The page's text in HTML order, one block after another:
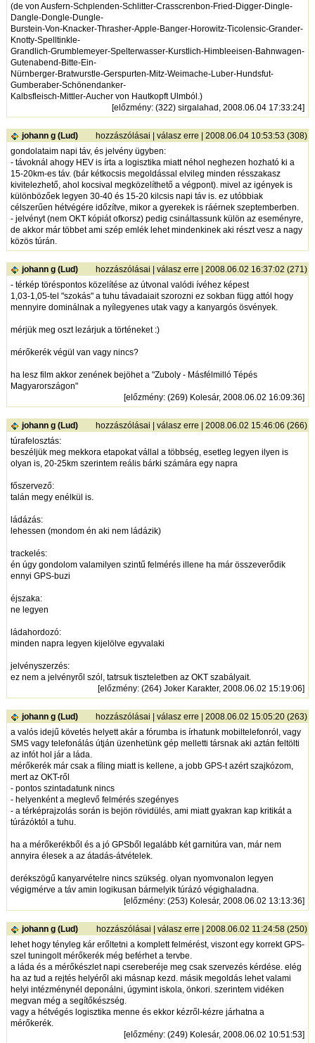
(de von Ausfern-Schplenden-Schlitter-Crasscrenbon-Fried-Digger-Dingle-
Dangle-Dongle-Dungle-
Burstein-Von-Knacker-Thrasher-Apple-Banger-Horowitz-Ticolensic-Grander-
Knotty-Spelltinkle-
Grandlich-Grumblemeyer-Spelterwasser-Kurstlich-Himbleeisen-Bahnwagen-
Gutenabend-Bitte-Ein-
Nürnberger-Bratwurstle-Gerspurten-Mitz-Weimache-Luber-Hundsfut-
Gumberaber-Schönendanker-
Kalbsfleisch-Mittler-Aucher von Hautkopft Ulmból.)
[előzmény: (322) sirgalahad, 2008.06.04 17:33:24]
johann g (Lud) hozzászólásai |válasz erre | 2008.06.04 10:53:53 (308)
gondolataim napi táv, és jelvény ügyben:
- távoknál ahogy HEV is írta a logisztika miatt néhol neghezen hozható ki a
15-20km-es táv. (bár kétkocsis megoldással elvileg minden résszakasz
kivitelezhető, ahol kocsival megközelíthető a végpont). mivel az igények is
különbözőek legyen 30-40 és 15-20 kilcsis napi táv is. ez utóbbiak
célszerűen hétvégére időzítve, mikor a gyerekek is ráérnek szeptemberben.
- jelvényt (nem OKT kópiát ofkorsz) pedig csináltassunk külön az eseményre,
de akkor már többet ami szép emlék lehet mindenkinek aki részt vesz a nagy
közös túrán.
johann g (Lud) hozzászólásai |válasz erre | 2008.06.02 16:37:02 (271)
- térkép töréspontos közelítése az útvonal valódi ívéhez képest
1,03-1,05-tel "szokás" a tuhu távadaiait szorozni ez sokban függ attól hogy
mennyire dominálnak a nyílegyenes utak vagy a kanyargós ösvények.
mérjük meg oszt lezárjuk a történeket :)
mérőkerék végül van vagy nincs?
ha lesz film akkor zenének bejöhet a "Zuboly - Másfélmilló Tépés
Magyarországon"
[előzmény: (269) Kolesár, 2008.06.02 16:09:36]
johann g (Lud) hozzászólásai |válasz erre | 2008.06.02 15:46:06 (266)
túrafelosztás:
beszéljük meg mekkora etapokat vállal a többség, esetleg legyen ilyen is
olyan is, 20-25km szerintem reális bárki számára egy napra
főszervező:
talán megy enélkül is.
ládázás:
lehessen (mondom én aki nem ládázik)
trackelés:
én úgy gondolom valamilyen szintű felmérés illene ha már összeverődik
ennyi GPS-buzi
éjszaka:
ne legyen
ládahordozó:
minden napra legyen kijelölve egyvalaki
jelvényszerzés:
ez nem a jelvényről szól, tatrsuk tiszteletben az OKT szabályait.
[előzmény: (264) Joker Karakter, 2008.06.02 15:19:06]
johann g (Lud) hozzászólásai |válasz erre | 2008.06.02 15:05:20 (263)
a valós idejű követés helyett akár a fórumba is írhatunk mobiltelefonról, vagy
SMS vagy telefonálás útján üzenhetünk gép melletti társnak aki aztán feltölti
az infót hol jár a láda.
mérőkerék már csak a fíling miatt is kellene, a jobb GPS-t azért szajkózom,
mert az OKT-ről
- pontos szintadatunk nincs
- helyenként a meglevő felmérés szegényes
- a térképrajzolás során is bejön rövidülés, ami miatt gyakran kap kritikát a
túrázóktól a tuhu.
ha a mérőkerékből és a jó GPSből legalább két garnitúra van, már nem
annyira élesek a az átadás-átvételek.
derékszögű kanyarvételre nincs szükség. olyan nyomvonalon legyen
végigmérve a táv amin logikusan bármelyik túrázó végighaladna.
[előzmény: (253) Kolesár, 2008.06.02 13:13:36]
johann g (Lud) hozzászólásai |válasz erre | 2008.06.02 11:24:58 (250)
lehet hogy tényleg kár erőltetni a komplett felmérést, viszont egy korrekt GPS-
szel tuningolt mérőkerék még beférhet a tervbe.
a láda és a mérőkészlet napi csereberéje meg csak szervezés kérdése. elég
ha az tud a rejtés helyéről aki másnap kezd. másik megoldás lehet valami
helyi intézménynél deponálni, úgymint iskola, önkori. szerintem vidéken
megvan még a segítőkészség.
vagy a hétvégés logisztika menne és ekkor kézről-kézre járhatna a
mérőkerék.
[előzmény: (249) Kolesár, 2008.06.02 10:51:53]